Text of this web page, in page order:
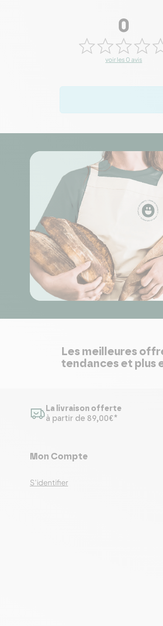
0
voir les 0 avis
Les meilleures
tendances et plus
La livraison offerte
à partir de 89,00€*
Mon Compte
S'identifier